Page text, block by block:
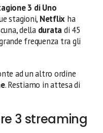
3 di Uno
stagioni, Netflix ha
della duratadi 45
frequenza tra gli
ad un altro ordine
. Restiamo in attesa di
3 streaming